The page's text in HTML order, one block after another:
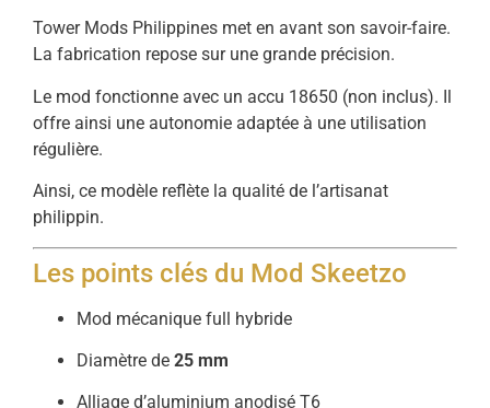
Tower Mods Philippines met en avant son savoir-faire.
La fabrication repose sur une grande précision.
Le mod fonctionne avec un accu 18650 (non inclus). Il
offre ainsi une autonomie adaptée à une utilisation
régulière.
Ainsi, ce modèle reflète la qualité de l’artisanat
philippin.
Les points clés du Mod Skeetzo
Mod mécanique full hybride
Diamètre de 25 mm
Alliage d’aluminium anodisé T6